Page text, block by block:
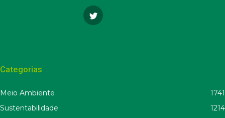
Categorias
Meio Ambiente
1741
Sustentabilidade
1214